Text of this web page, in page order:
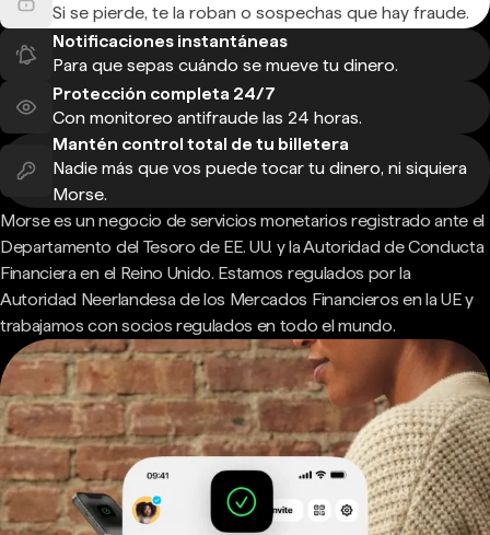
Si se pierde, te la roban o sospechas que hay fraude.
Notificaciones instantáneas
Para que sepas cuándo se mueve tu dinero.
Protección completa 24/7
Con monitoreo antifraude las 24 horas.
Mantén control total de tu billetera
Nadie más que vos puede tocar tu dinero, ni siquiera
Morse.
Morse es un negocio de servicios monetarios registrado ante el
Departamento del Tesoro de EE. UU. y la Autoridad de Conducta
Financiera en el Reino Unido. Estamos regulados por la
Autoridad Neerlandesa de los Mercados Financieros en la UE y
trabajamos con socios regulados en todo el mundo.